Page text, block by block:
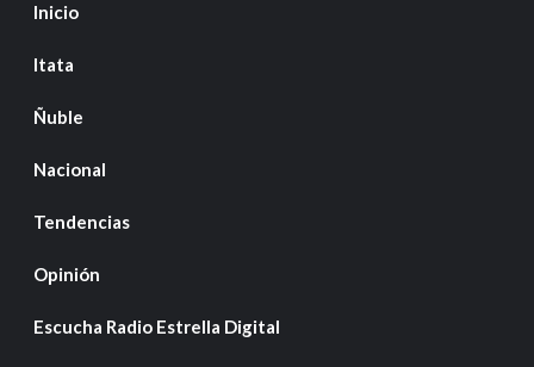
Inicio
Itata
Ñuble
Nacional
Tendencias
Opinión
Escucha Radio Estrella Digital